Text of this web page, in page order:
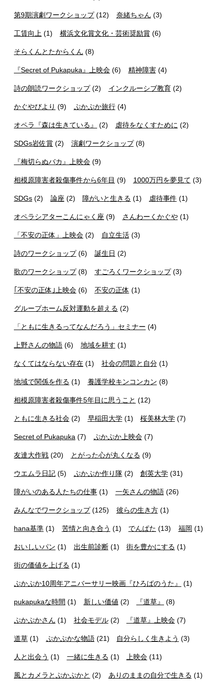
第9期演劇ワークショップ(12) 奈緒ちゃん (3)
工賃向上 (1) 横浜文化賞文化・芸術奨励賞(6)
そらくんとたからくん (8)
『Secret of Pukapuka』上映会 (6) 精神障害(4)
詩の朗読ワークショップ(2) インクルーシブ教育(2)
かぐやびより (9) ぷかぷか旅行(4)
オペラ『森は生きている』 (2) 虐待をなくすために (2)
SDGs岩佐賞 (2) 演劇ワークショップ(8)
『梅切らぬバカ』上映会 (9)
相模原障害者殺傷事件から6年目 (9) 1000万円を夢見て (3)
SDGs (2) 論座 (2) 障がいと生きる (1) 虐待事件 (1)
オペラシアターこんにゃく座 (9) さんわーくかぐや(1)
「不安の正体」上映会 (2) 自立生活(3)
詩のワークショップ(6) 誕生日 (2)
歌のワークショップ(8) すごろくワークショップ(3)
｢不安の正体｣上映会 (6) 不安の正体 (1)
グループホーム反対運動を超える (2)
「ともに生きるってなんだろう」セミナー (4)
上野さんの物語 (6) 地域を耕す (1)
なくてはならない存在 (1) 社会の問題と自分(1)
地域で関係を作る (1) 養護学校キンコンカン (8)
相模原障害者殺傷事件5年目に思うこと (12)
ともに生きる社会 (2) 早稲田大学(1) 桜美林大学 (7)
Secret of Pukapuka (7) ぷかぷか上映会(7)
友達大作戦 (20) とがった心が丸くなる (9)
ウエムラ日記 (5) ぷかぷか作り隊(2) 創英大学 (31)
障がいのある人たちの仕事 (1) 一矢さんの物語(26)
みんなでワークショップ(125) 彼らの生き方(1)
hana基準 (1) 苦情と向き合う (1) でんぱた (13) 福岡 (1)
おいしいパン (1) 出生前診断(1) 街を豊かにする (1)
街の価値を上げる (1)
ぷかぷか10周年アニバーサリー映画『ひろばのうた』 (1)
pukapukaな時間 (1) 新しい価値 (2) 『道草』 (8)
ぷかぷかさん (1) 社会モデル(2) 『道草』上映会 (7)
道草 (1) ぷかぷかな物語(21) 自分らしく生きよう (3)
人と出会う (1) 一緒に生きる (1) 上映会 (11)
風とカメラとぷかぷかと (2) ありのままの自分で生きる (1)